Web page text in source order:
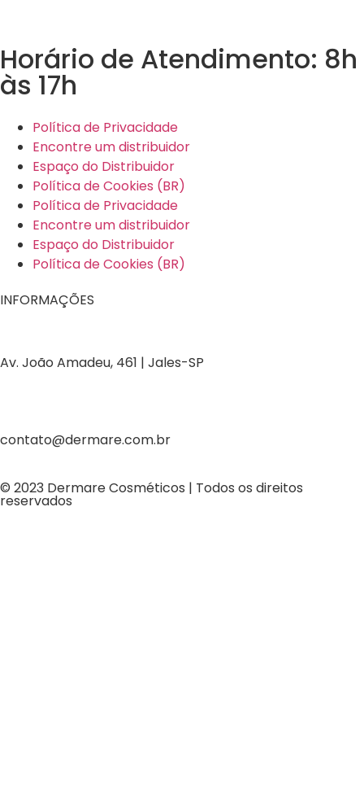
Horário de Atendimento: 8h
às 17h
Política de Privacidade
Encontre um distribuidor
Espaço do Distribuidor
Política de Cookies (BR)
Política de Privacidade
Encontre um distribuidor
Espaço do Distribuidor
Política de Cookies (BR)
INFORMAÇÕES
Av. João Amadeu, 461 | Jales-SP
contato@dermare.com.br
© 2023 Dermare Cosméticos | Todos os direitos
reservados